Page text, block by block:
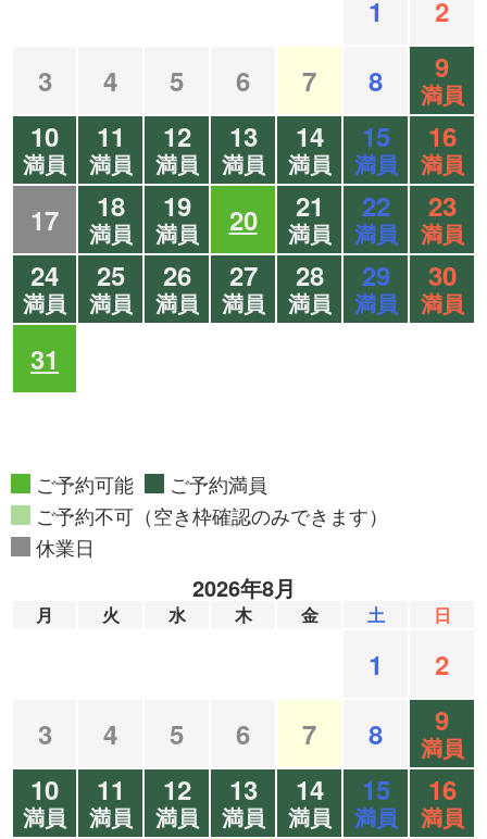
1
2
3
4 5 6 7 8 9
満員
10
満員
11
満員
12
満員
13
満員
14
満員
15
満員
16
満員
17 18
満員
19
満員 20 21
満員
22
満員
23
満員
24
満員
25
満員
26
満員
27
満員
28
満員
29
満員
30
満員
31
ご予約可能
ご予約満員
ご予約不可（空き枠確認のみできます）
休業日
2026年8月
月 火 水 木 金 土 日
1
2
3
4 5 6 7 8 9
満員
10
満員
11
満員
12
満員
13
満員
14
満員
15
満員
16
満員